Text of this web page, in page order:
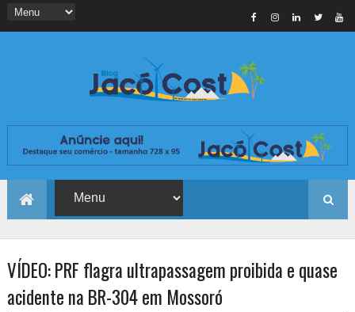
VÍDEO: PRF flagra ultrapassagem proibida e quase
acidente na BR-304 em Mossoró